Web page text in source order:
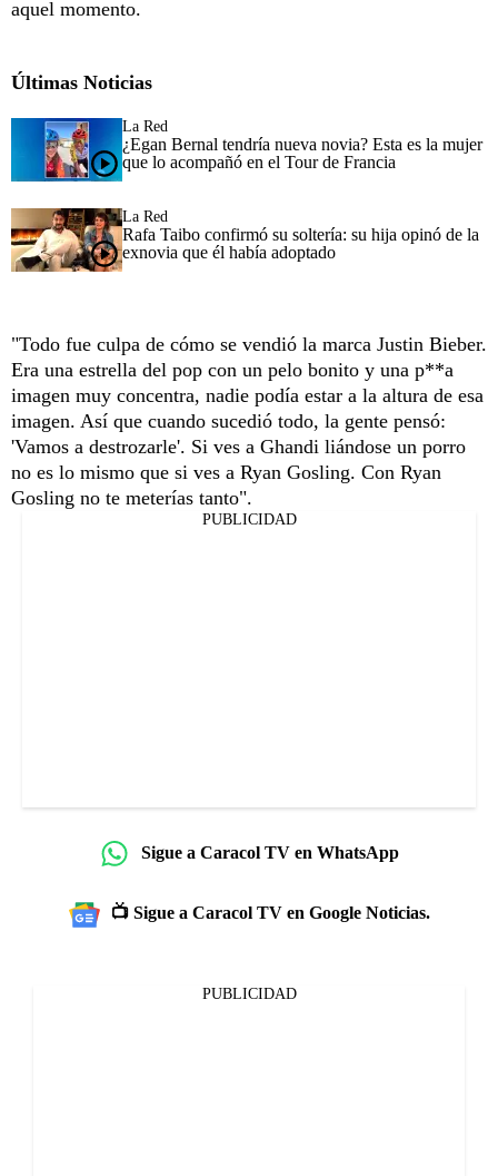
aquel momento.
Últimas Noticias
La Red
¿Egan Bernal tendría nueva novia? Esta es la mujer
que lo acompañó en el Tour de Francia
La Red
Rafa Taibo confirmó su soltería: su hija opinó de la
exnovia que él había adoptado
"Todo fue culpa de cómo se vendió la marca Justin Bieber.
Era una estrella del pop con un pelo bonito y una p**a
imagen muy concentra, nadie podía estar a la altura de esa
imagen. Así que cuando sucedió todo, la gente pensó:
'Vamos a destrozarle'. Si ves a Ghandi liándose un porro
no es lo mismo que si ves a Ryan Gosling. Con Ryan
Gosling no te meterías tanto".
PUBLICIDAD
Sigue a Caracol TV en WhatsApp
📺 Sigue a Caracol TV en Google Noticias.
PUBLICIDAD